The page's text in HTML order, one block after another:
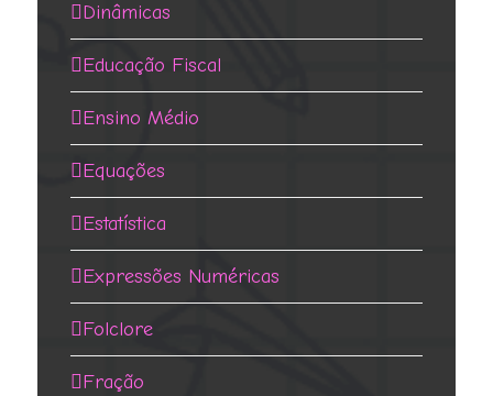
Dinâmicas
Educação Fiscal
Ensino Médio
Equações
Estatística
Expressões Numéricas
Folclore
Fração